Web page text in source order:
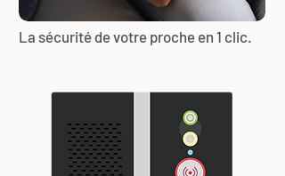
La sécurité de votre proche en 1 clic.